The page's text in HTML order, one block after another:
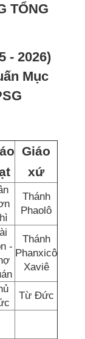
TỔNG
- 2026)
Mục
Giáo
xứ
Thánh
Phaolô
-
Thánh
Phanxicô
Xaviê
Từ Đức